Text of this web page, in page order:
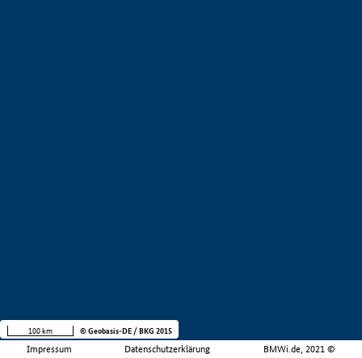
Impressum Datenschutzerklärung BMWi.de, 2021 ©
100 km © Geobasis-DE / BKG 2015